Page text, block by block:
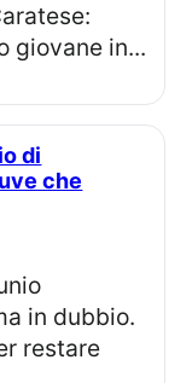
giovane in...
che
in dubbio.
restare